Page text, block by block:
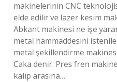
makinelerinin CNC
elde edilir ve lazer kesim
Abkant makinesi ne işe
metal hammaddesini
metal şekillendirme
Caka denir. Pres fren
kalıp arasına…